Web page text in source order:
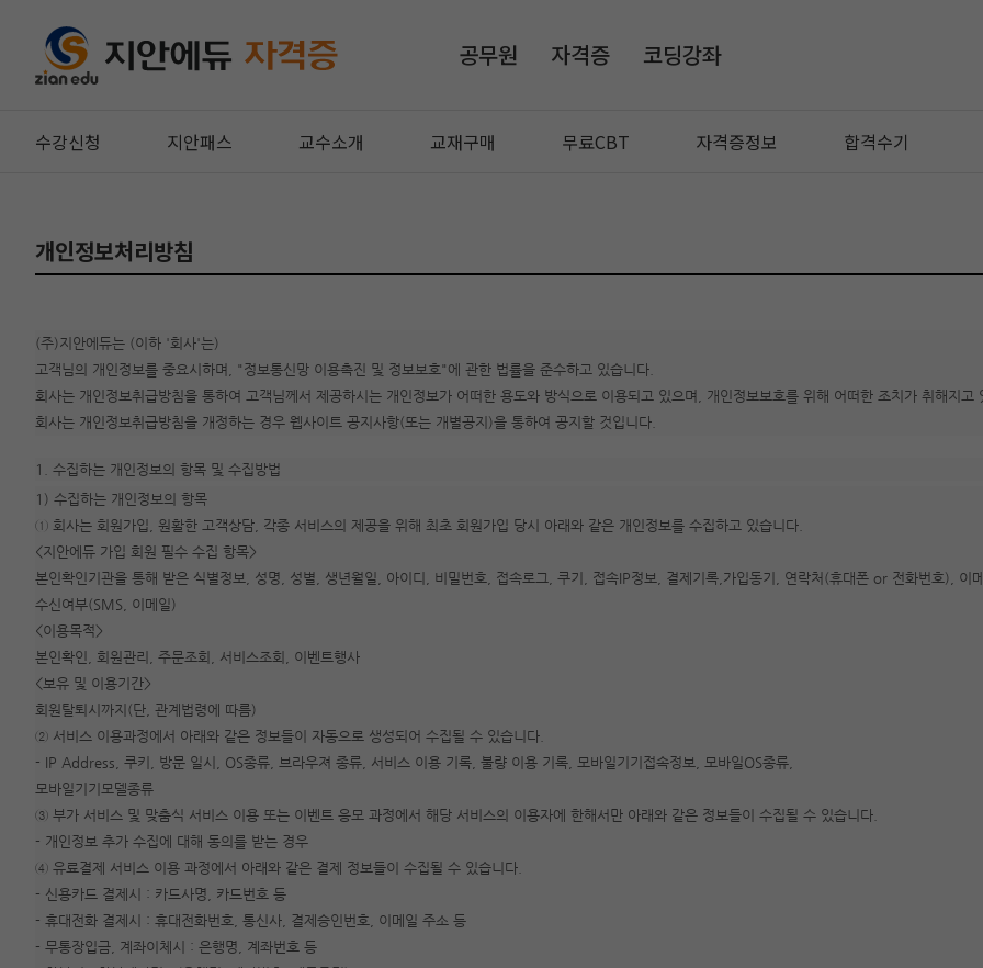
공무원 자격증 코딩강좌
수강신청 지안패스 교수소개 교재구매 무료CBT 자격증정보 합격수기
개인정보처리방침
(주)지안에듀는 (이하 '회사'는)
고객님의 개인정보를 중요시하며, "정보통신망 이용촉진 및 정보보호"에 관한 법률을 준수하고 있습니다.
회사는 개인정보취급방침을 통하여 고객님께서 제공하시는 개인정보가 어떠한 용도와 방식으로 이용되고 있으며, 개인정보보호를 위해 어떠한 조치가 취해지고
회사는 개인정보취급방침을 개정하는 경우 웹사이트 공지사항(또는 개별공지)을 통하여 공지할 것입니다.
1. 수집하는 개인정보의 항목 및 수집방법
1) 수집하는 개인정보의 항목
① 회사는 회원가입, 원활한 고객상담, 각종 서비스의 제공을 위해 최초 회원가입 당시 아래와 같은 개인정보를 수집하고 있습니다.
<지안에듀 가입 회원 필수 수집 항목>
본인확인기관을 통해 받은 식별정보, 성명, 성별, 생년월일, 아이디, 비밀번호, 접속로그, 쿠기, 접속IP정보, 결제기록,가입동기, 연락처(휴대폰 or 전화번호), 이
수신여부(SMS, 이메일)
<이용목적>
본인확인, 회원관리, 주문조회, 서비스조회, 이벤트행사
<보유 및 이용기간>
회원탈퇴시까지(단, 관계법령에 따름)
② 서비스 이용과정에서 아래와 같은 정보들이 자동으로 생성되어 수집될 수 있습니다.
- IP Address, 쿠키, 방문 일시, OS종류, 브라우져 종류, 서비스 이용 기록, 불량 이용 기록, 모바일기기접속정보, 모바일OS종류,
모바일기기모델종류
③ 부가 서비스 및 맞춤식 서비스 이용 또는 이벤트 응모 과정에서 해당 서비스의 이용자에 한해서만 아래와 같은 정보들이 수집될 수 있습니다.
- 개인정보 추가 수집에 대해 동의를 받는 경우
④ 유료결제 서비스 이용 과정에서 아래와 같은 결제 정보들이 수집될 수 있습니다.
- 신용카드 결제시 : 카드사명, 카드번호 등
- 휴대전화 결제시 : 휴대전화번호, 통신사, 결제승인번호, 이메일 주소 등
- 무통장입금, 계좌이체시 : 은행명, 계좌번호 등